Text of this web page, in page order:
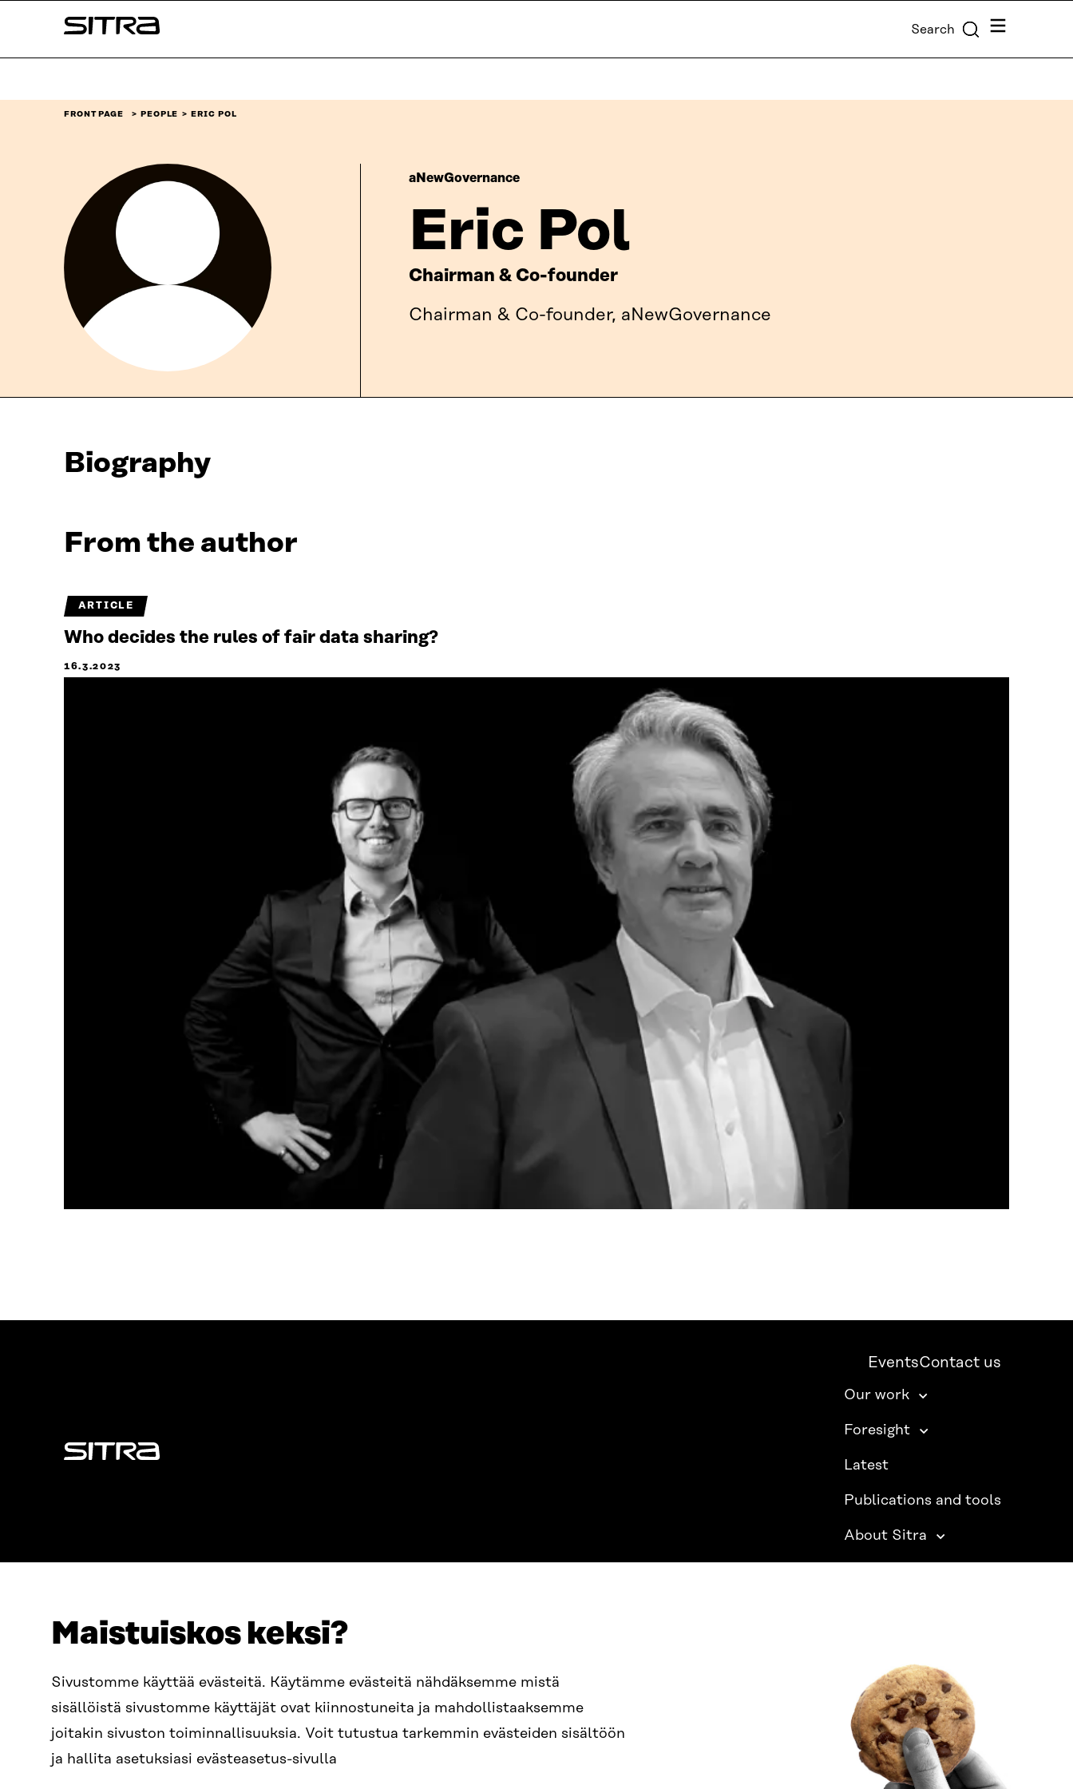
Maistuiskos keksi?
Sivustomme käyttää evästeitä. Käytämme evästeitä nähdäksemme mistä
sisällöistä sivustomme käyttäjät ovat kiinnostuneita ja mahdollistaaksemme
joitakin sivuston toiminnallisuuksia. Voit tutustua tarkemmin evästeiden sisältöön
ja hallita asetuksiasi evästeasetus-sivulla
↓
Sitra Search Menu
FRONT PAGE PEOPLE ERIC POL
aNewGovernance
Eric Pol
Chairman & Co-founder
Chairman & Co-founder, aNewGovernance
Biography
From the author
ARTICLE
Who decides the rules of fair data sharing?
16.3.2023
Sitra
EventsContact us
Our work
Foresight
Latest
Publications and tools
About Sitra
160,
00181 Helsinki
How to get to Sitra?
BUSINESS ID
TELEPHONE
EMAIL
firstname.lastname@sitra.fi